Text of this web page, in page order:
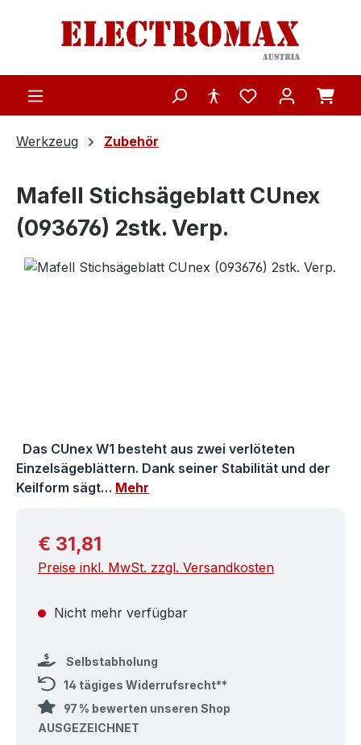
Zum Hauptinhalt springen
Werkzeug Zubehör
Mafell Stichsägeblatt CUnex
(093676) 2stk. Verp.
Bildergalerie überspringen
Das CUnex W1 besteht aus zwei verlöteten
Einzelsägeblättern. Dank seiner Stabilität und der
Keilform sägt… Mehr
Regulärer Preis:
€ 31,81
Preise inkl. MwSt. zzgl. Versandkosten
Nicht mehr verfügbar
Selbstabholung
14 tägiges Widerrufsrecht**
97 % bewerten unseren Shop
AUSGEZEICHNET